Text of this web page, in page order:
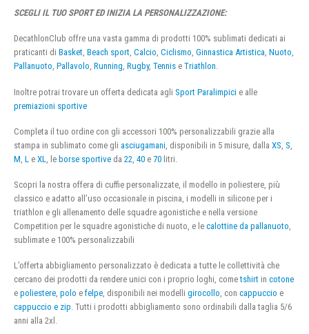
SCEGLI IL TUO SPORT ED INIZIA LA PERSONALIZZAZIONE:
DecathlonClub offre una vasta gamma di prodotti 100% sublimati dedicati ai
praticanti di Basket, Beach sport, Calcio, Ciclismo, Ginnastica Artistica, Nuoto,
Pallanuoto, Pallavolo, Running, Rugby, Tennis e Triathlon.
Inoltre potrai trovare un offerta dedicata agli Sport Paralimpici e alle
premiazioni sportive
Completa il tuo ordine con gli accessori 100% personalizzabili grazie alla
stampa in sublimato come gli asciugamani , disponibili in 5 misure, dalla XS S
M L e XL , le borse sportive da 22 40 e 70 litri.
Scopri la nostra offera di cuffie personalizzate, il modello in poliestere, più
classico e adatto all’uso occasionale in piscina, i modelli in silicone per i
triathlon e gli allenamento delle squadre agonistiche e nella versione
Competition per le squadre agonistiche di nuoto, e le calottine da pallanuoto,
sublimate e 100% personalizzabili
L’offerta abbigliamento personalizzato è dedicata a tutte le collettività che
cercano dei prodotti da rendere unici con i proprio loghi, cometshirt in cotone
e poliestere, polo e felpe, disponibili nei modelli girocollo, con cappuccio e
cappuccio e zip. Tutti i prodotti abbigliamento sono ordinabili dalla taglia 5/6
anni alla 2xl.